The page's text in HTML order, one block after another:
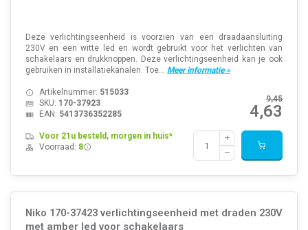
Deze verlichtingseenheid is voorzien van een draadaansluiting
230V en een witte led en wordt gebruikt voor het verlichten van
schakelaars en drukknoppen. Deze verlichtingseenheid kan je ook
gebruiken in installatiekanalen. Toe... Meer informatie »
9,45
4,63
Artikelnummer: 515033
SKU: 170-37923
EAN: 5413736352285
Voor 21u besteld, morgen in huis*
Voorraad: 8
Niko 170-37423 verlichtingseenheid met draden 230V
met amber led voor schakelaars